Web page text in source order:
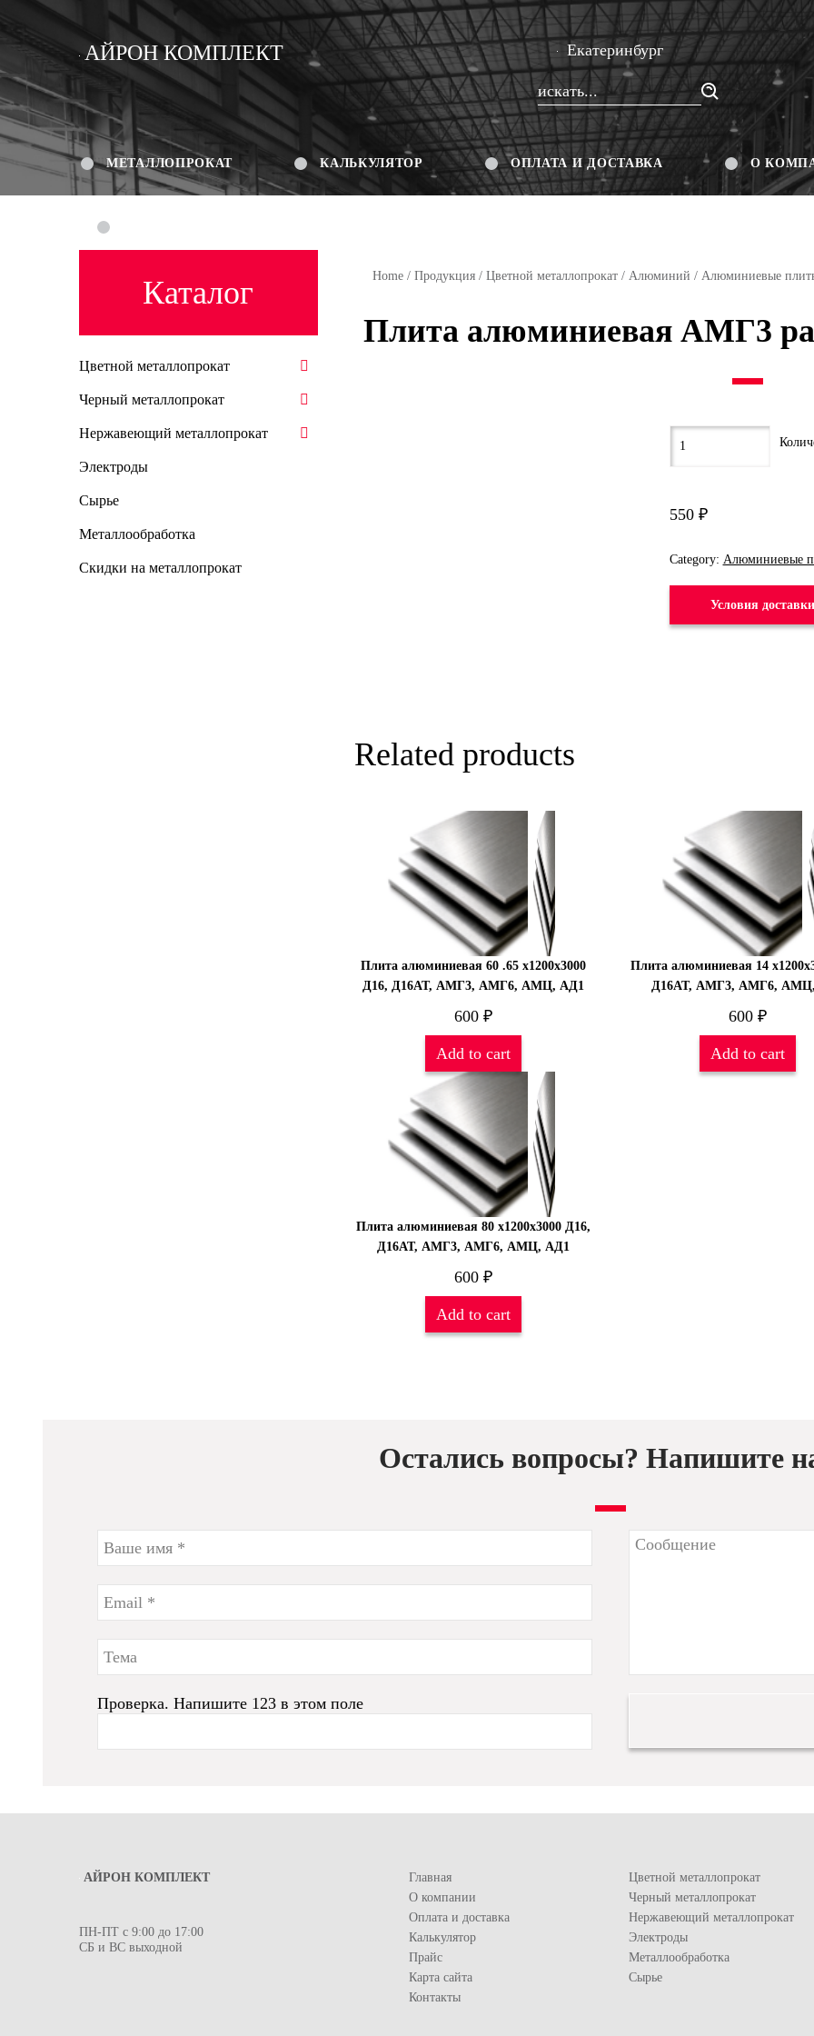
АЙРОН КОМПЛЕКТ Екатеринбург
МЕТАЛЛОПРОКАТ КАЛЬКУЛЯТОР ОПЛАТА И ДОСТАВКА О
Home/ Продукция/ Цветной металлопрокат/ Алюминий / Алюминиевые
Плита алюминиевая АМГ3
550 ₽
Category: Алюминиевые
Условия доставки
Related products
Плита алюминиевая 60 .65 х1200х3000
Д16, Д16АТ, АМГ3, АМГ6, АМЦ, АД1
600 ₽
Add to cart
Плита алюминиевая 14
Д16АТ, АМГ3, АМГ6,
600₽
Add to cart
Плита алюминиевая 80 х1200х3000 Д16,
Д16АТ, АМГ3, АМГ6, АМЦ, АД1
600 ₽
Add to cart
Каталог
Цветной металлопрокат
Черный металлопрокат
Нержавеющий металлопрокат
Электроды
Сырье
Металлообработка
Скидки на металлопрокат
Остались вопросы? Напишите
Проверка. Напишите 123 в этом поле
АЙРОН КОМПЛЕКТ
ПН-ПТ с 9:00 до 17:00
СБ и ВС выходной
Главная
О компании
Оплата и доставка
Калькулятор
Прайс
Карта сайта
Контакты
Цветной металлопрокат
Черный металлопрокат
Нержавеющий металлопрокат
Электроды
Металлообработка
Сырье